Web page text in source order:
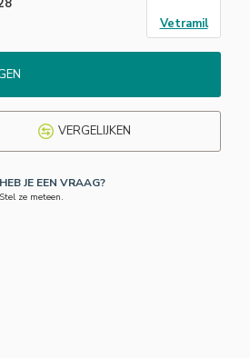
Vetramil
VERGELIJKEN
HEB JE EEN VRAAG?
Stel ze meteen.